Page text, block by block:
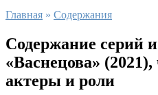
Главная » Содержания
Содержание серий
«Васнецова»
актеры и роли